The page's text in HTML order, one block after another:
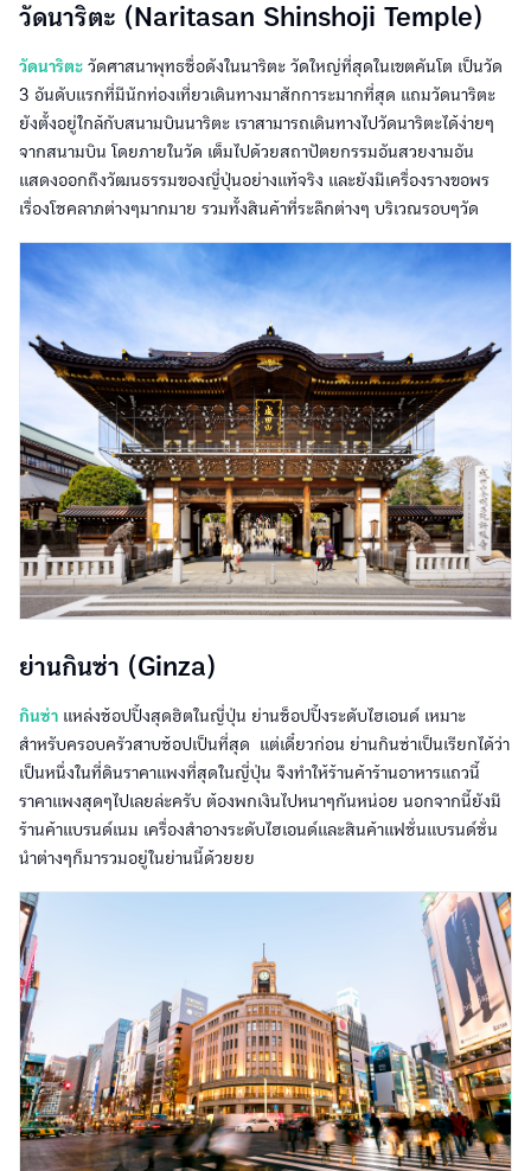
วัดนาริตะ (Naritasan Shinshoji Temple)
วัดนาริตะ วัดศาสนาพุทธชื่อดังในนาริตะ วัดใหญ่ที่สุดในเขตคันโต เป็นวัด
3 อันดับแรกที่มีนักท่องเที่ยวเดินทางมาสักการะมากที่สุด แถมวัดนาริตะ
ยังตั้งอยู่ใกล้กับสนามบินนาริตะ เราสามารถเดินทางไปวัดนาริตะได้ง่ายๆ
จากสนามบิน โดยภายในวัด เต็มไปด้วยสถาปัตยกรรมอันสวยงามอัน
แสดงออกถึงวัฒนธรรมของญี่ปุ่นอย่างแท้จริง และยังมีเครื่องรางขอพร
เรื่องโชคลาภต่างๆมากมาย รวมทั้งสินค้าที่ระลึกต่างๆ บริเวณรอบๆวัด
ย่านกินซ่า (Ginza)
กินซ่า แหล่งช้อปปิ้งสุดฮิตในญี่ปุ่น ย่านช็อปปิ้งระดับไฮเอนด์ เหมาะ
สำหรับครอบครัวสาบช้อปเป็นที่สุด แต่เดี๋ยวก่อน ย่านกินซ่าเป็นเรียกได้ว่า
เป็นหนึ่งในที่ดินราคาแพงที่สุดในญี่ปุ่น จึงทำให้ร้านค้าร้านอาหารแถวนี้
ราคาแพงสุดๆไปเลยล่ะครับ ต้องพกเงินไปหนาๆกันหน่อย นอกจากนี้ยังมี
ร้านค้าแบรนด์เนม เครื่องสำอางระดับไฮเอนด์และสินค้าแฟชั่นแบรนด์ชั่น
นำต่างๆก็มารวมอยู่ในย่านนี้ด้วยยย